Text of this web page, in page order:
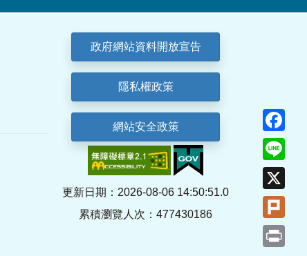
政府網站資料開放宣告
隱私權政策
網站安全政策
更新日期：2026-08-06 14:50:51.0
累積瀏覽人次：477430186